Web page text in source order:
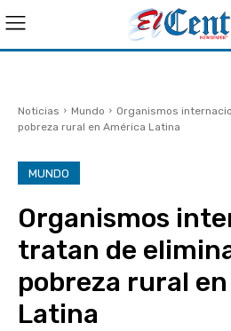
Noticias Mundo
Organismos
pobreza rural en América Latina
MUNDO
Organismos
tratan de
pobreza rural
Latina